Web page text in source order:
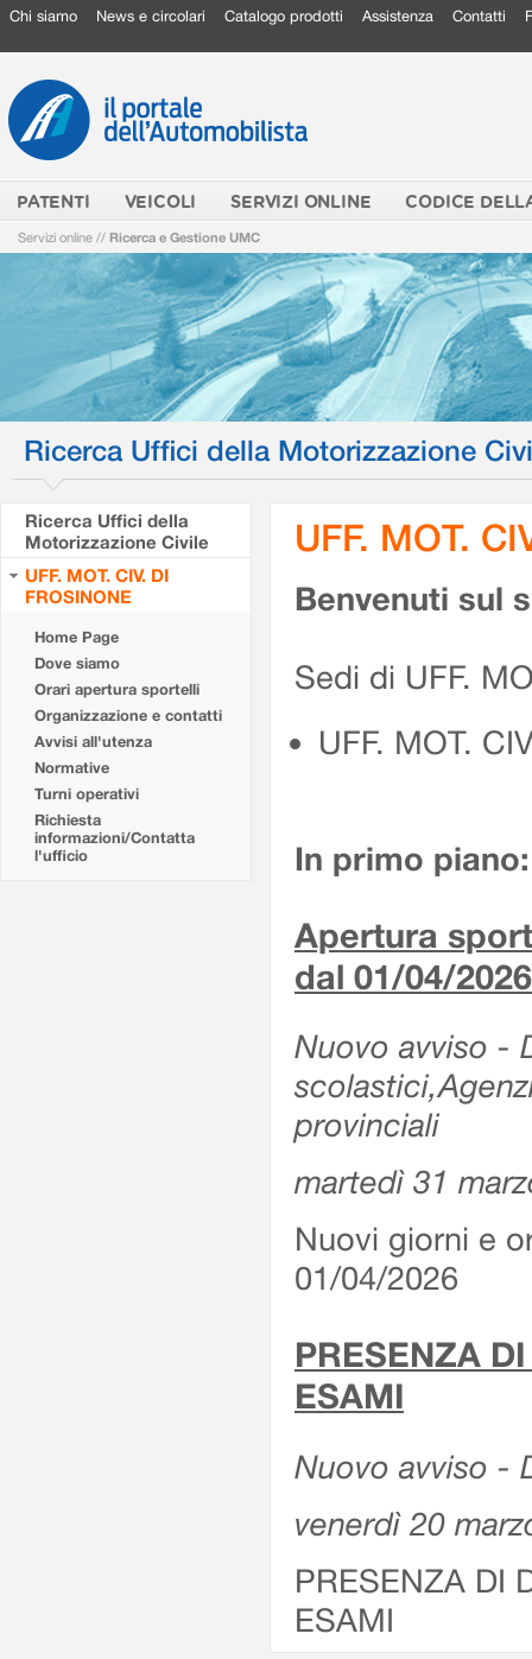
Chi siamo News e circolari Catalogo prodotti Assistenza Contatti
PATENTI VEICOLI SERVIZI ONLINE CODICE
Servizi online // Ricerca e Gestione UMC
Ricerca Uffici della Motorizzazione
Ricerca Uffici della
Motorizzazione Civile
UFF. MOT. CIV. DI
FROSINONE
Home Page
Dove siamo
Orari apertura sportelli
Organizzazione e contatti
Avvisi all'utenza
Normative
Turni operativi
Richiesta
informazioni/Contatta
l'ufficio
UFF. MOT.
Benvenuti sul
Sedi di UFF.
UFF. MOT.
In primo piano:
Apertura
dal 01/04/2026
Nuovo avviso -
provinciali
martedì 31
Nuovi giorni e
01/04/2026
PRESENZA
ESAMI
Nuovo avviso -
venerdì 20
PRESENZA DI
ESAMI